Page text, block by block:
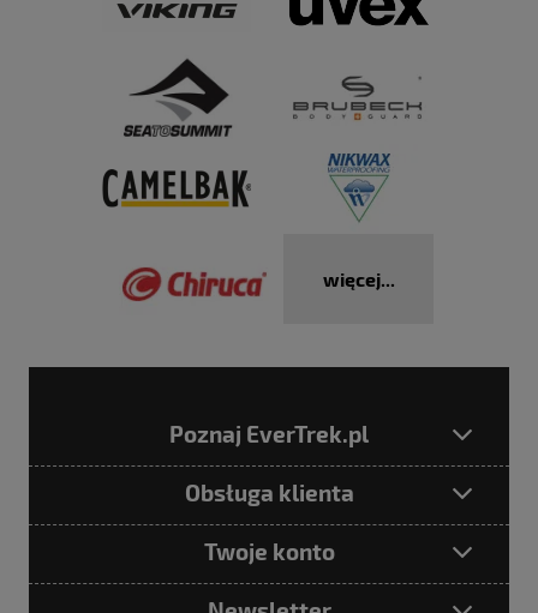
więcej...
Poznaj EverTrek.pl
Obsługa klienta
Twoje konto